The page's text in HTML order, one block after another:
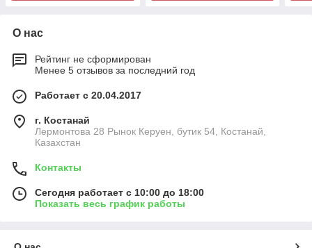
О нас
Рейтинг не сформирован
Менее 5 отзывов за последний год
Работает с 20.04.2017
г. Костанай
Лермонтова 28 Рынок Керуен, бутик 54, Костанай,
Казахстан
Контакты
Сегодня работает с 10:00 до 18:00
Показать весь график работы